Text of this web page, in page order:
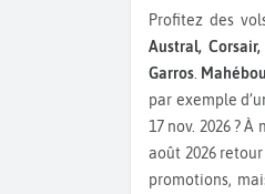
Profitez des
Austral,
Garros
par exemple
17 nov. 2026 ?
août 2026
promotions,